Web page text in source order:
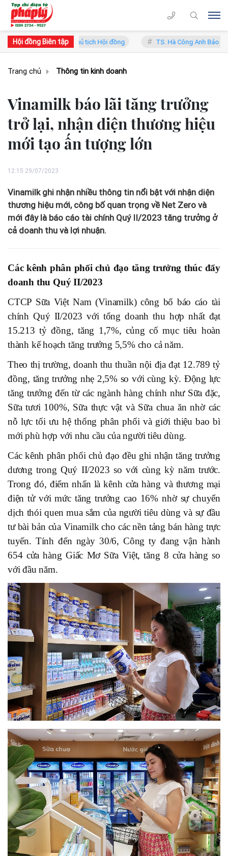
Hội đồng Biên tập
Phó Chủ tịch Hội đồng TS. Hà Công Anh Bảo - Phó Chủ tịch
Trang chủ Thông tin kinh doanh
Vinamilk báo lãi tăng trưởng
trở lại, nhận diện thương hiệu
mới tạo ấn tượng lớn
12:15 29/07/2023
Vinamilk ghi nhận nhiều thông tin nổi bật với nhận diện
thương hiệu mới, công bố quan trọng về Net Zero và
mới đây là báo cáo tài chính Quý II/2023 tăng trưởng ở
cả doanh thu và lợi nhuận.
Các kênh phân phối chủ đạo tăng trưởng thúc đẩy
doanh thu Quý II/2023
CTCP Sữa Việt Nam (Vinamilk) công bố báo cáo tài
chính Quý II/2023 với tổng doanh thu hợp nhất đạt
15.213 tỷ đồng, tăng 1,7%, củng cố mục tiêu hoàn
thành kế hoạch tăng trưởng 5,5% cho cả năm.
Theo thị trường, doanh thu thuần nội địa đạt 12.789 tỷ
đồng, tăng trưởng nhẹ 2,5% so với cùng kỳ. Động lực
tăng trưởng đến từ các ngành hàng chính như Sữa đặc,
Sữa tươi 100%, Sữa thực vật và Sữa chua ăn nhờ các
nỗ lực tối ưu hệ thống phân phối và giới thiệu bao bì
mới phù hợp với nhu cầu của người tiêu dùng.
Các kênh phân phối chủ đạo đều ghi nhận tăng trưởng
dương trong Quý II/2023 so với cùng kỳ năm trước.
Trong đó, điểm nhấn là kênh cửa hàng và thương mại
điện tử với mức tăng trưởng cao 16% nhờ sự chuyển
dịch thói quen mua sắm của người tiêu dùng và sự đầu
tư bài bản của Vinamilk cho các nền tảng bán hàng trực
tuyến. Tính đến ngày 30/6, Công ty đang vận hành
654 cửa hàng Giấc Mơ Sữa Việt, tăng 8 cửa hàng so
với đầu năm.